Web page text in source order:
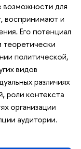
возможности для
воспринимают и
Его потенциал
теоретически
политической,
видов
различиях
роли контекста
организации
аудитории.